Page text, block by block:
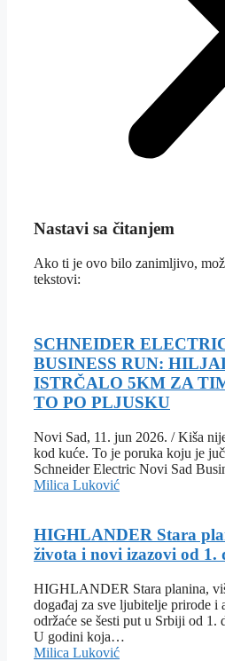
Nastavi sa čitanjem
Ako ti je ovo bilo zanimljivo,
tekstovi:
SCHNEIDER
BUSINESS RUN:
ISTRČALO 5KM ZA
TO PO PLJUSKU
Novi Sad, 11. jun 2026. / Kiša
kod kuće. To je poruka koju je
Schneider Electric Novi Sad
Milica Luković
HIGHLANDER Stara
života i novi izazovi od 1.
HIGHLANDER Stara planina,
događaj za sve ljubitelje prirode i
održaće se šesti put u Srbiji od 1.
U godini koja…
Milica Luković